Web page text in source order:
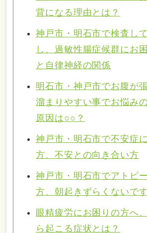
背になる理由とは？
神戸市・明石市で検査し
し、過敏性腸症候群にお
と自律神経の関係
明石市・神戸市でお腹が
溜まりやすい事でお悩み
原因は○○？
神戸市・明石市で不安症
方、不安との向き合い方
神戸市・明石市でアトピ
方、朝起きずらくないで
眼精疲労にお困りの方へ
ら起こる症状とは？